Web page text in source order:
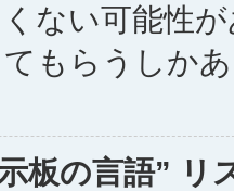
ない可能性
もらうしか
板の言語” リ